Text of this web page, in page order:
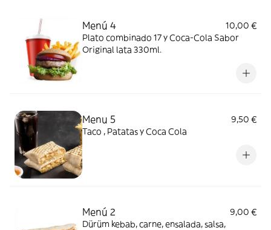
Menú 4
10,00 €
Plato combinado 17 y Coca-Cola Sabor
Original lata 330ml.
Menu 5
9,50 €
Taco , Patatas y Coca Cola
Menú 2
9,00 €
Dürüm kebab, carne, ensalada, salsa,